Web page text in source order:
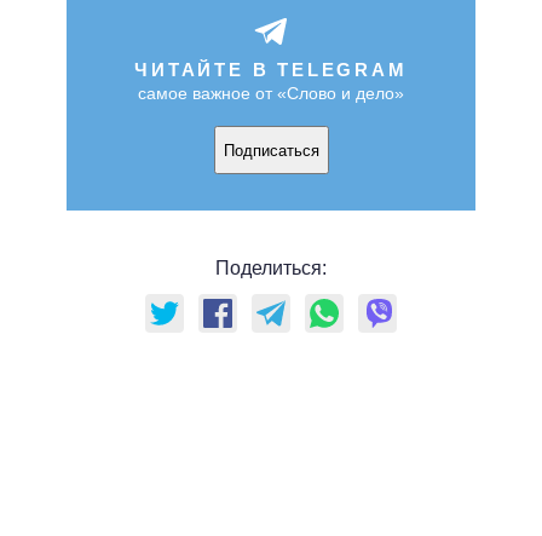
ЧИТАЙТЕ В TELEGRAM
самое важное от «Слово и дело»
Подписаться
Поделиться: